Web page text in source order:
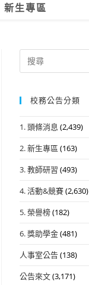
新生專區
Search
for:
校務公告分類
1. 頭條消息 (2,439)
2. 新生專區 (163)
3. 教師研習 (493)
4. 活動&競賽(2,630)
5. 榮譽榜(182)
6. 獎助學金(481)
人事室公告(138)
公告來文(3,171)